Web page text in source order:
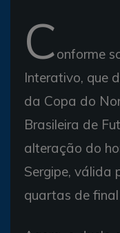
Conforme
Interativo, que
da Copa do
Brasileira de
alteração do
Sergipe, válida
quartas de